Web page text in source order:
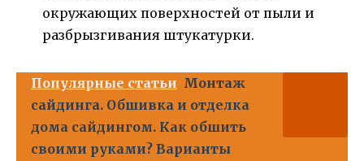
окружающих поверхностей от пыли и
разбрызгивания штукатурки.
Популярные статьи Монтаж
сайдинга. Обшивка и отделка
дома сайдингом. Как обшить
своими руками? Варианты